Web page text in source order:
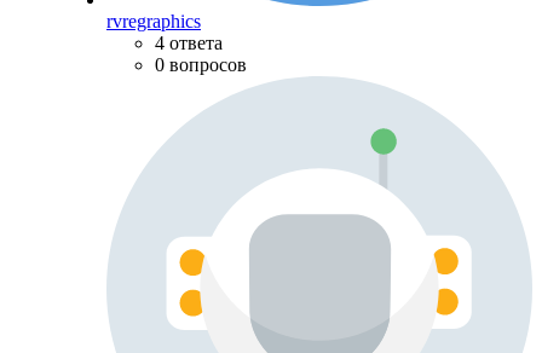
rvregraphics
4 ответа
0 вопросов